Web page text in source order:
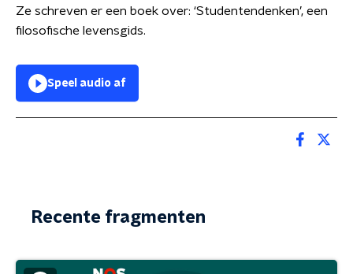
Ze schreven er een boek over: ‘Studentendenken’, een
filosofische levensgids.
Speel audio af
Recente fragmenten